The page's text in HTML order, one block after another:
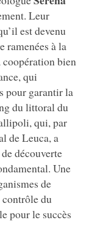
Leur
est devenu
ramenées à la
coopération bien
qui
pour garantir la
du littoral du
qui, par
de Leuca, a
découverte
Une
de
contrôle du
pour le succès